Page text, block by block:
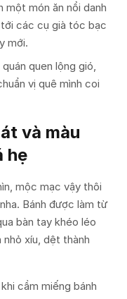
một món ăn nổi danh
các cụ già tóc bạc
mới.
quen lộng gió,
vị quê mình coi
và màu
hẹ
mộc mạc vậy thôi
Bánh được làm từ
bàn tay khéo léo
xíu, dệt thành
cầm miếng bánh